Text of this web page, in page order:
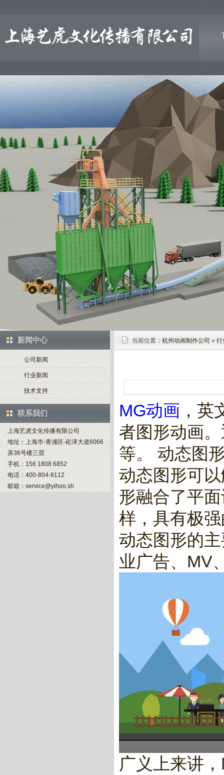
新闻中心
公司新闻
行业新闻
技术支持
联系我们
上海艺虎文化传播有限公司
地址：上海市-青浦区-崧泽大道6066
弄36号楼三层
手机：156 1808 6852
电话：400-804-9112
邮箱：service@yihoo.sh
当前位置： 杭州动画制作公司 » 行
MG动画 ，
者图形动画
等。 动态图
动态图形可
形融合了平
样，具有极
动态图形的
业广告、MV
广义上来讲